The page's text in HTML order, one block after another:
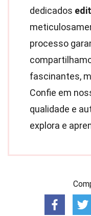
dedicados
processo
fascinantes,
Confie em
qualidade e
explora e